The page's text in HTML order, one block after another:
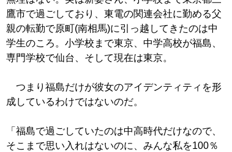
鷹市で過ごしており、東電の関連会社に勤める父
親の転勤で原町(南相馬)に引っ越してきたのは中
学生のころ。小学校まで東京、中学高校が福島、
専門学校で仙台、そして現在は東京。
つまり福島だけが彼女のアイデンティティを形
成しているわけではないのだ。
「福島で過ごしていたのは中高時代だけなので、
そこまで思い入れはないのに、みんな私を100％